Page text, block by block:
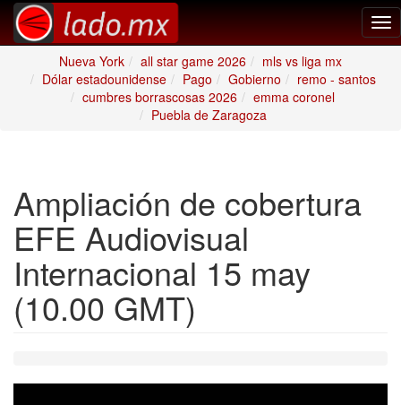
Nueva York
all star game 2026
mls vs liga mx
Dólar estadounidense
Pago Gobierno
remo - santos
cumbres borrascosas 2026
emma coronel
Puebla de Zaragoza
Ampliación de cobertura
EFE Audiovisual
Internacional 15 may
(10.00 GMT)